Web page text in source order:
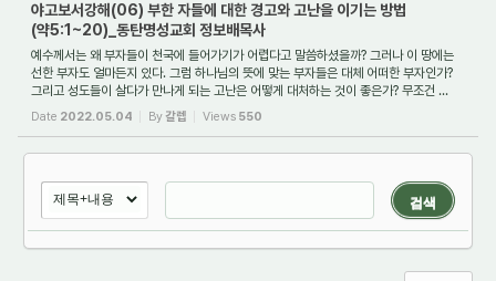
야고보서강해(06) 부한 자들에 대한 경고와 고난을 이기는 방법
(약5:1~20)_동탄명성교회 정보배목사
예수께서는 왜 부자들이 천국에 들어가기가 어렵다고 말씀하셨을까? 그러나 이 땅에는
선한 부자도 얼마든지 있다. 그럼 하나님의 뜻에 맞는 부자들은 대체 어떠한 부자인가?
그리고 성도들이 살다가 만나게 되는 고난은 어떻게 대처하는 것이 좋은가? 무조건 ...
Date 2022.05.04 By갈렙 Views 550
검색